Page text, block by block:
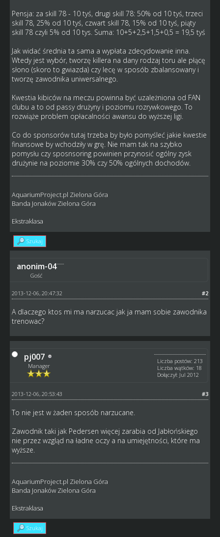
Pensja: za skill 78 - 10 tyś, drugi skill 78: 50% od 10 tyś, trzeci
skill 78, 25% od 10 tyś, czwart skill 78, 15% od 10 tyś, piąty
skill 78 czyli 5% od 10 tys. Suma: 10+5+2,5+1,5+0,5 = 19,5 tyś
Jak widać średnia ta sama a wypłata zdecydowanie inna.
Wtedy jest wybór, tworzę killera na dany rodzaj toru ale płącę
słono (skoro to gwiazda) czy lecę w sposób zbalansowany i
tworzę zawodnika uniwersalnego.
Kwestia kibiców na meczu powinna być uzależniona od FAN
clubu a to od passy drużyny i poziomu rozrywkowego. To
rozwiąże problem opłacalności awansu do wyższej ligi.
Co do sponsorów tutaj trzeba by było pomyśleć jakie kwestie
finansowe by wchodziły w grę. Nie mam tak na szybko
pomysłu czy sposnsoring powinien przynosić ogólny zysk
drużynie na poziomie 30% czy 50% ogólnych dochodów.
AquariumProject.pl Zielona Góra
Banda Jonaków Zielona Góra
Ekstraklasa
Szukaj
anonim-04
Gość
#2
2013-12-06, 20:47:32
A dlaczego ktos mi ma narzucac jak ja mam sobie zawodnika
trenowac?
pj007
Manager
Liczba postów: 213
Liczba wątków: 18
Dołączył: Jul 2012
#3
2013-12-06, 20:53:43
To nie jest w żaden sposób narzucane.
Zawodnik taki jak Pedersen więcej zarabia od Jabłońskiego
nie przez wzgląd na ładne oczy a na umiejętności, które ma
wyższe.
AquariumProject.pl Zielona Góra
Banda Jonaków Zielona Góra
Ekstraklasa
Szukaj